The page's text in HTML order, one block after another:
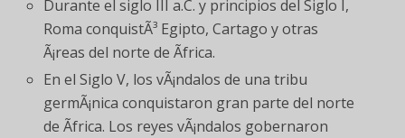
Durante el siglo III a.C. y principios del Siglo I,
Roma conquistÃ³ Egipto, Cartago y otras
Ã¡reas del norte de Ãfrica.
En el Siglo V, los vÃ¡ndalos de una tribu
germÃ¡nica conquistaron gran parte del norte
de Ãfrica. Los reyes vÃ¡ndalos gobernaron